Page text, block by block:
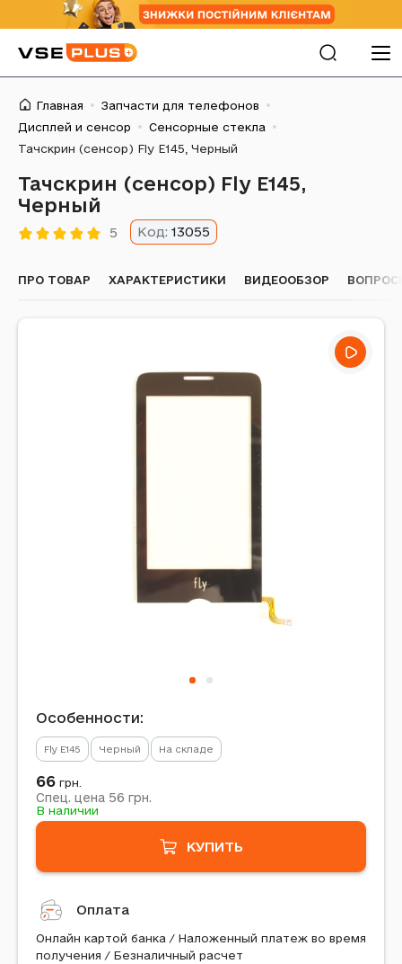
Главная
Запчасти для телефонов
Дисплей и сенсор
Сенсорные стекла
Тачскрин (сенсор) Fly E145, Черный
Тачскрин (сенсор) Fly E145,
Черный
5 Код: 13055
ПРО ТОВАР ХАРАКТЕРИСТИКИ ВИДЕООБЗОР
Особенности:
Fly E145 Черный На складе
66 грн.
Спец. цена 56 грн.
В наличии
КУПИТЬ
Оплата
Онлайн картой банка / Наложенный платеж во время
получения / Безналичный расчет